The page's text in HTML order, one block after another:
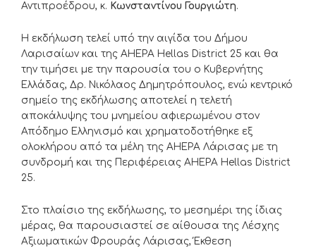
Αντιπροέδρου, κ. Κωνσταντίνου Γουργιώτη.
Η εκδήλωση τελεί υπό την αιγίδα του Δήμου
Λαρισαίων και της AHEPA Hellas District 25 και θα
την τιμήσει με την παρουσία του ο Κυβερνήτης
Ελλάδας, Δρ. Νικόλαος Δημητρόπουλος, ενώ κεντρικό
σημείο της εκδήλωσης αποτελεί η τελετή
αποκάλυψης του μνημείου αφιερωμένου στον
Απόδημο Ελληνισμό και χρηματοδοτήθηκε εξ
ολοκλήρου από τα μέλη της AHEPA Λάρισας με τη
συνδρομή και της Περιφέρειας AHEPA Hellas District
25.
Στο πλαίσιο της εκδήλωσης, το μεσημέρι της ίδιας
μέρας, θα παρουσιαστεί σε αίθουσα της Λέσχης
Αξιωματικών Φρουράς Λάρισας, Έκθεση